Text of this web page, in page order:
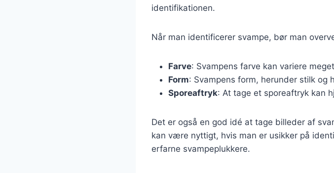
identifikationen.
Når man identificerer svampe, bør man
Farve: Svampens farve kan variere
Form: Svampens form, herunder stilk og
Sporeaftryk: At tage et sporeaftryk kan
Det er også en god idé at tage billeder af
kan være nyttigt, hvis man er usikker på
erfarne svampeplukkere.